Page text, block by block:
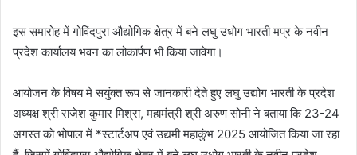
इस समारोह में गोविंदपुरा औद्योगिक क्षेत्र में बने लघु उधोग भारती मप्र के नवीन
प्रदेश कार्यालय भवन का लोकार्पण भी किया जावेगा।
आयोजन के विषय मे सयुंक्त रूप से जानकारी देते हुए लघु उद्योग भारती के प्रदेश
अध्यक्ष श्री राजेश कुमार मिश्रा, महामंत्री श्री अरुण सोनी ने बताया कि 23-24
अगस्त को भोपाल में *स्टार्टअप एवं उद्यमी महाकुंभ 2025 आयोजित किया जा रहा